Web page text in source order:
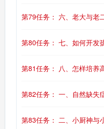
第79任务： 六、老大与老
第80任务： 七、如何开发
第81任务： 八、怎样培养
第82任务： 一、自然缺失
第83任务： 二、小厨神与